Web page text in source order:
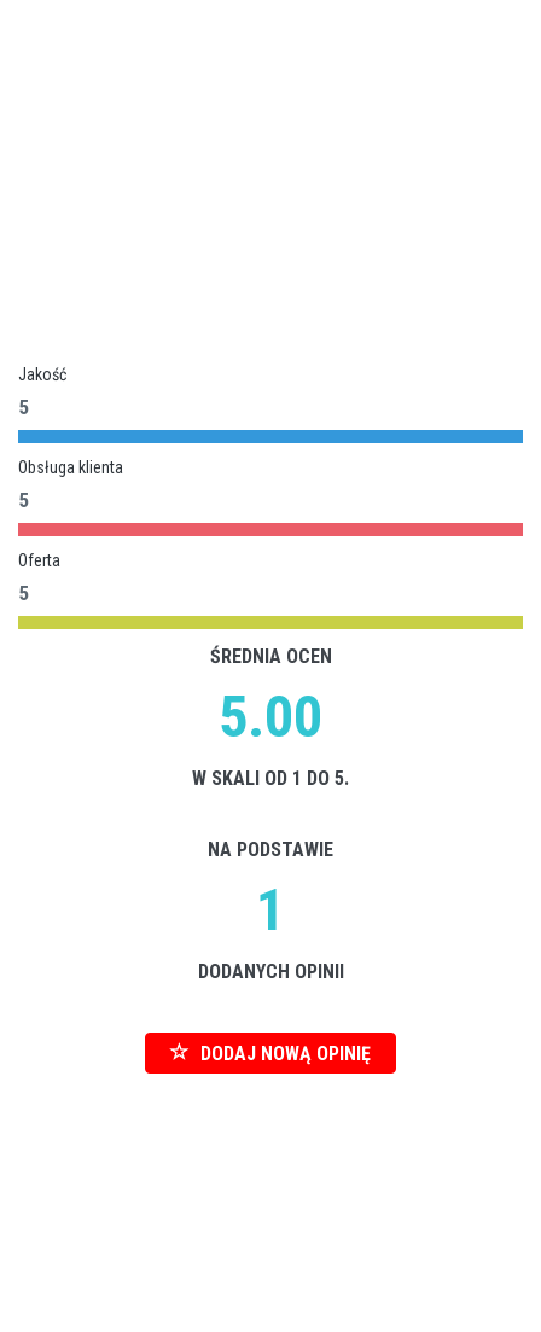
Jakość
5
Obsługa klienta
5
Oferta
5
ŚREDNIA OCEN
5.00
W SKALI OD 1 DO 5.
NA PODSTAWIE
1
DODANYCH OPINII
DODAJ NOWĄ OPINIĘ